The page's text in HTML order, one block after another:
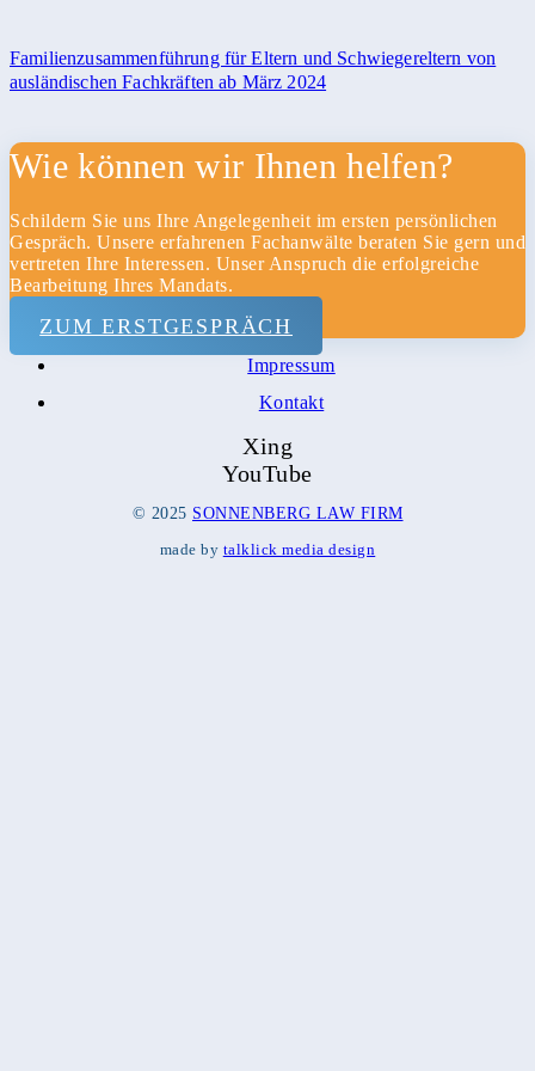
Familienzusammenführung für Eltern und Schwiegereltern von
ausländischen Fachkräften ab März 2024
Wie können wir Ihnen helfen?
Schildern Sie uns Ihre Angelegenheit im ersten persönlichen
Gespräch. Unsere erfahrenen Fachanwälte beraten Sie gern und
vertreten Ihre Interessen. Unser Anspruch die erfolgreiche
Bearbeitung Ihres Mandats.
ZUM ERSTGESPRÄCH
Home
Datenschutz
Impressum
Kontakt
Xing
YouTube
© 2025 SONNENBERG LAW FIRM
made by talklick media design